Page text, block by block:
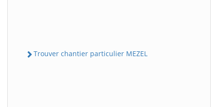
Trouver chantier particulier MEZEL